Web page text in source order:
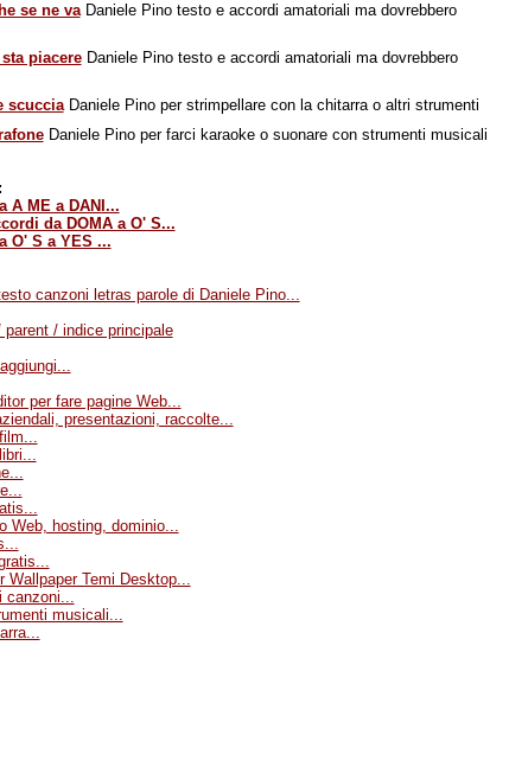
se ne vaDaniele Pino testo e accordi amatoriali ma dovrebbero
piacereDaniele Pino testo e accordi amatoriali ma dovrebbero
scucciaDaniele Pino per strimpellare con la chitarra o altri strumenti
Daniele Pino per farci karaoke o suonare con strumenti musicali
A ME a DANI...
da DOMA a O' S...
O' S a YES ...
canzoni letras parole di Daniele Pino...
/ indice principale
per fare pagine Web...
presentazioni, raccolte...
Web, hosting, dominio...
Wallpaper Temi Desktop...
canzoni...
musicali...